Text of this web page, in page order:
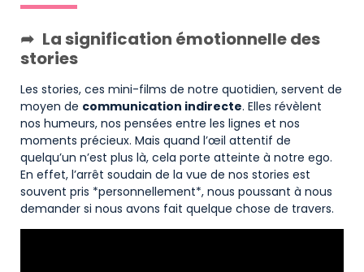
La signification émotionnelle des
stories
Les stories, ces mini-films de notre quotidien, servent de
moyen de communication indirecte. Elles révèlent
nos humeurs, nos pensées entre les lignes et nos
moments précieux. Mais quand l’œil attentif de
quelqu’un n’est plus là, cela porte atteinte à notre ego.
En effet, l’arrêt soudain de la vue de nos stories est
souvent pris *personnellement*, nous poussant à nous
demander si nous avons fait quelque chose de travers.